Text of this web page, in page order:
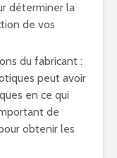
déterminer la
de vos
du fabricant :
peut avoir
en ce qui
de
obtenir les